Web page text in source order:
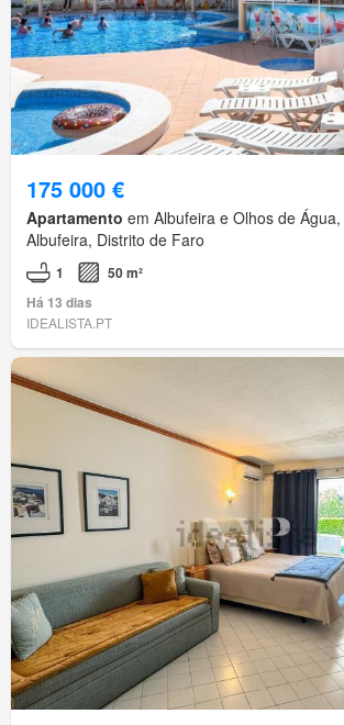
175 000 €
Apartamento em Albufeira e Olhos de
Albufeira, Distrito de Faro
1
50 m²
Há 13 dias
IDEALISTA.PT